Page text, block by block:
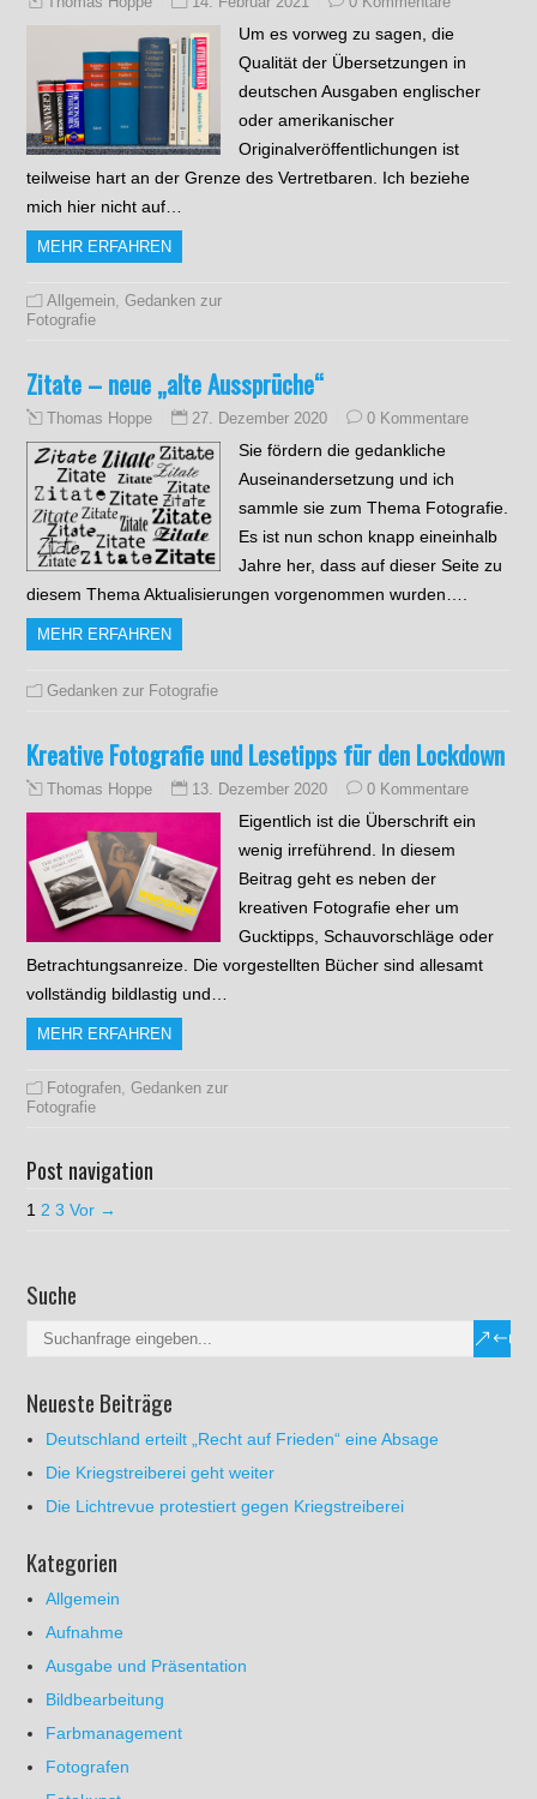
Um es vorweg zu sagen, die
Qualität der Übersetzungen in
deutschen Ausgaben englischer
oder amerikanischer
Originalveröffentlichungen ist
teilweise hart an der Grenze des Vertretbaren. Ich beziehe
mich hier nicht auf…
MEHR ERFAHREN
Allgemein,Gedanken zur
Fotografie
Zitate – neue „alte Aussprüche“
Thomas Hoppe 27. Dezember 2020 0 Kommentare
Sie fördern die gedankliche
Auseinandersetzung und ich
sammle sie zum Thema Fotografie.
Es ist nun schon knapp eineinhalb
Jahre her, dass auf dieser Seite zu
diesem Thema Aktualisierungen vorgenommen wurden….
MEHR ERFAHREN
Gedanken zur Fotografie
Kreative Fotografie und Lesetipps für den Lockdown
Thomas Hoppe 13. Dezember 2020 0 Kommentare
Eigentlich ist die Überschrift ein
wenig irreführend. In diesem
Beitrag geht es neben der
kreativen Fotografie eher um
Gucktipps, Schauvorschläge oder
Betrachtungsanreize. Die vorgestellten Bücher sind allesamt
vollständig bildlastig und…
MEHR ERFAHREN
Fotografen,Gedanken zur
Fotografie
Post navigation
1 2 3 Vor →
Suche
Neueste Beiträge
Deutschland erteilt „Recht auf Frieden“ eine Absage
Die Kriegstreiberei geht weiter
Die Lichtrevue protestiert gegen Kriegstreiberei
Kategorien
Allgemein
Aufnahme
Ausgabe und Präsentation
Bildbearbeitung
Farbmanagement
Fotografen